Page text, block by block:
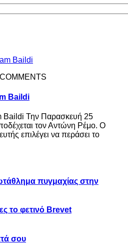
Baildi
Baildi Την Παρασκευή 25
τον Αντώνη Ρέμο. Ο
επιλέγει να περάσει το
πυγμαχίας στην
το φετινό Brevet
σου